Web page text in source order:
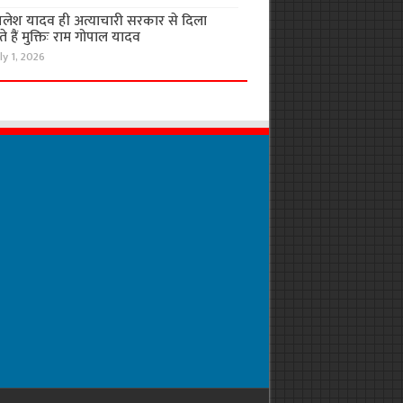
यादव ही अत्याचारी सरकार से दिला
मुक्तिः राम गोपाल यादव
1, 2026